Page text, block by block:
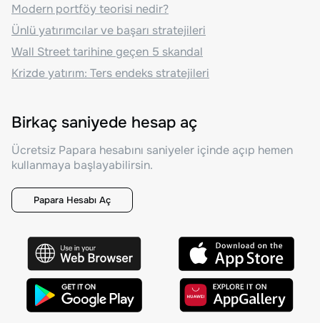
Modern portföy teorisi nedir?
Ünlü yatırımcılar ve başarı stratejileri
Wall Street tarihine geçen 5 skandal
Krizde yatırım: Ters endeks stratejileri
Birkaç saniyede hesap aç
Ücretsiz Papara hesabını saniyeler içinde açıp hemen
kullanmaya başlayabilirsin.
Papara Hesabı Aç